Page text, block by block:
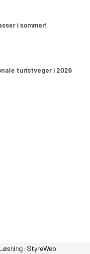
i sommer!
turistveger i 2026
StyreWeb